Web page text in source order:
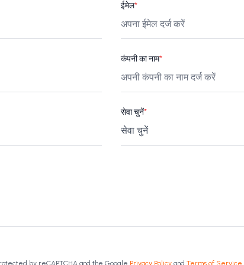
ईमेल*
कंपनी का नाम*
सेवा चुनें*
by reCAPTCHA and the Google Privacy Policy and Terms of Service